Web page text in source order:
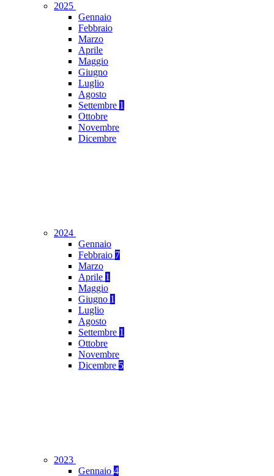
2025
Gennaio
Febbraio
Marzo
Aprile
Maggio
Giugno
Luglio
Agosto
Settembre 1
Ottobre
Novembre
Dicembre
2024
Gennaio
Febbraio 7
Marzo
Aprile 1
Maggio
Giugno 1
Luglio
Agosto
Settembre 1
Ottobre
Novembre
Dicembre 5
2023
Gennaio 4